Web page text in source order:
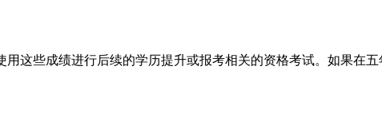
这些成绩进行后续的学历提升或报考相关的资格考试。如果在